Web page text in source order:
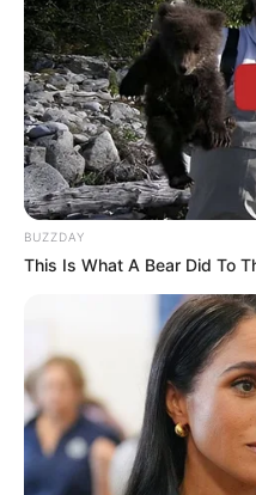
BUZZDAY
This Is What A Bear Did To